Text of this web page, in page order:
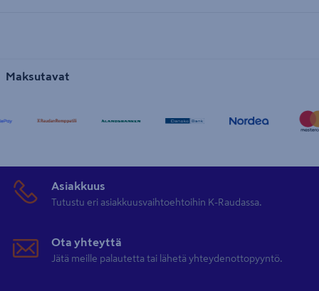
Maksutavat
Asiakkuus
Tutustu eri asiakkuusvaihtoehtoihin K-Raudassa.
Ota yhteyttä
Jätä meille palautetta tai lähetä yhteydenottopyyntö.